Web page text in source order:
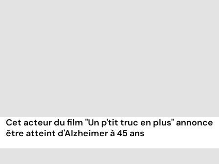
Cet acteur du film "Un p'tit truc en plus" annonce
être atteint d'Alzheimer à 45 ans